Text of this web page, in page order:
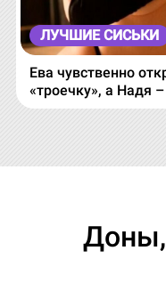
ЛУЧШИЕ СИСЬКИ
Ева чувственно
«троечку», а Надя
прикрывает ;)
Доны,